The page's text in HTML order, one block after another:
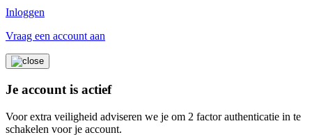
Inloggen
Vraag een account aan
Je account is actief
Voor extra veiligheid adviseren we je om 2 factor authenticatie in te
schakelen voor je account.